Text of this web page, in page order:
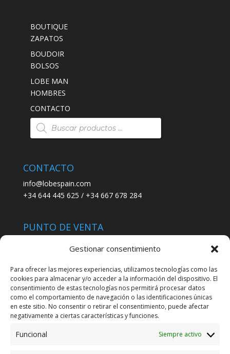
Gestionar consentimiento
Para ofrecer las mejores experiencias, utilizamos tecnologías como las
cookies para almacenar y/o acceder a la información del dispositivo. El
consentimiento de estas tecnologías nos permitirá procesar datos
como el comportamiento de navegación o las identificaciones únicas
en este sitio. No consentir o retirar el consentimiento, puede afectar
negativamente a ciertas características y funciones.
Funcional Siempre activo
BOUTIQUE
ZAPATOS
BOUDOIR
BOLSOS
LOBE MAN
HOMBRES
CONTACTO
Búsqueda
de
productos
CONTACTO
info@lobespain.com
+34 644 445 625 / +34 667 678 284
PUNTO DE VENTA
C/ San José 6, 11004 Cádiz
LEGAL
POLÍTICA DE ENVÍO
TERMINOS Y CONDICIONES